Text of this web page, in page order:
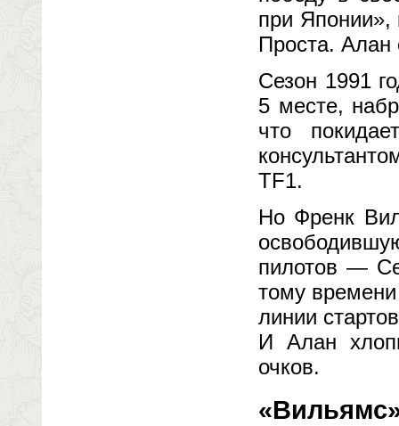
при Японии»,
Проста. Алан
Сезон 1991
5 месте,
что
TF1.
Но Френк
пилотов —
тому
линии
И Алан
очков.